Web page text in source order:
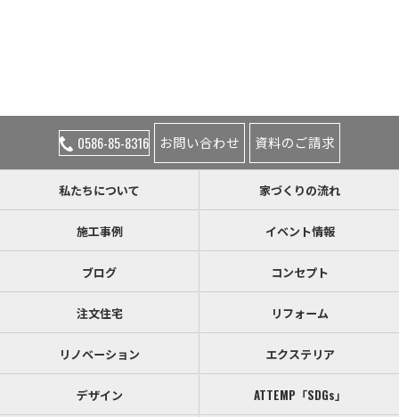
0586-85-8316 お問い合わせ 資料のご請求
私たちについて 家づくりの流れ
施工事例 イベント情報
ブログ コンセプト
注文住宅 リフォーム
リノベーション エクステリア
デザイン ATTEMP「SDGs」